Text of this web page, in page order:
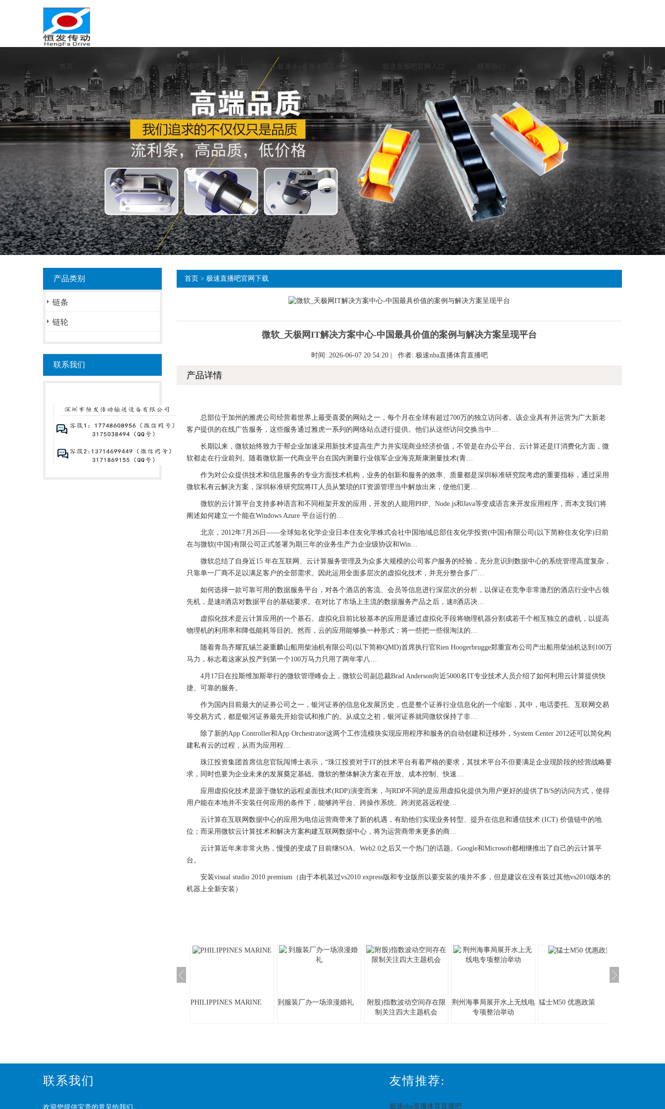
极速直播吧官网下载 新闻-极速nba直播体育直播吧 极速直播吧官网入口 网站地图
产品类别
链条
链轮
联系我们
首页 > 极速直播吧官网下载
微软_天极网IT解决方案中心-中国最具价值的案例与解决方案呈现平台
时间: 2026-06-07 20:54:20 | 作者: 极速nba直播体育直播吧
产品详情
总部位于加州的雅虎公司经营着世界上最受喜爱的网站之一，每个月在全球有超过700万的独立访问者。该企业具有并运营为广大新老
客户提供的在线广告服务，这些服务通过雅虎一系列的网络站点进行提供。他们从这些访问交换当中…
长期以来，微软始终致力于帮企业加速采用新技术提高生产力并实现商业经济价值，不管是在办公平台、云计算还是IT消费化方面，微
软都走在行业前列。随着微软新一代商业平台在国内测量行业领军企业海克斯康测量技术(青…
作为对公众提供技术和信息服务的专业方面技术机构，业务的创新和服务的效率、质量都是深圳标准研究院考虑的重要指标，通过采用
微软私有云解决方案，深圳标准研究院将IT人员从繁琐的IT资源管理当中解放出来，使他们更…
微软的云计算平台支持多种语言和不同框架开发的应用，开发的人能用PHP、Node.js和Java等变成语言来开发应用程序，而本文我们将
阐述如何建立一个能在Windows Azure 平台运行的…
北京，2012年7月26日——全球知名化学企业日本住友化学株式会社中国地域总部住友化学投资(中国)有限公司(以下简称住友化学)日前
在与微软(中国)有限公司正式签署为期三年的业务生产力企业级协议和Win…
微软总结了自身近15 年在互联网、云计算服务管理及为众多大规模的公司客户服务的经验，充分意识到数据中心的系统管理高度复杂，
只靠单一厂商不足以满足客户的全部需求。因此运用全面多层次的虚拟化技术，并充分整合多厂…
如何选择一款可靠可用的数据服务平台，对各个酒店的客流、会员等信息进行深层次的分析，以保证在竞争非常激烈的酒店行业中占领
先机，是速8酒店对数据平台的基础要求。在对比了市场上主流的数据服务产品之后，速8酒店决…
虚拟化技术是云计算应用的一个基石。虚拟化目前比较基本的应用是通过虚拟化手段将物理机器分割成若干个相互独立的虚机，以提高
物理机的利用率和降低能耗等目的。然而，云的应用能够换一种形式：将一些把一些很淘汰的…
随着青岛齐耀瓦锡兰菱重麟山船用柴油机有限公司(以下简称QMD)首席执行官Rien Hoogerbrugge郑重宣布公司产出船用柴油机达到100万
马力，标志着这家从投产到第一个100万马力只用了两年零八…
4月17日在拉斯维加斯举行的微软管理峰会上，微软公司副总裁Brad Anderson向近5000名IT专业技术人员介绍了如何利用云计算提供快
捷、可靠的服务。
作为国内目前最大的证券公司之一，银河证券的信息化发展历史，也是整个证券行业信息化的一个缩影，其中，电话委托、互联网交易
等交易方式，都是银河证券最先开始尝试和推广的。从成立之初，银河证券就同微软保持了非…
除了新的App Controller和App Orchestrator这两个工作流模块实现应用程序和服务的自动创建和迁移外，System Center 2012还可以简化构
建私有云的过程，从而为应用程…
珠江投资集团首席信息官阮闯博士表示，“珠江投资对于IT的技术平台有着严格的要求，其技术平台不但要满足企业现阶段的经营战略要
求，同时也要为企业未来的发展奠定基础。微软的整体解决方案在开放、成本控制、快速…
应用虚拟化技术是源于微软的远程桌面技术(RDP)演变而来，与RDP不同的是应用虚拟化提供为用户更好的提供了B/S的访问方式，使得
用户能在本地并不安装任何应用的条件下，能够跨平台、跨操作系统、跨浏览器远程使…
云计算在互联网数据中心的应用为电信运营商带来了新的机遇，有助他们实现业务转型、提升在信息和通信技术 (ICT) 价值链中的地
位；而采用微软云计算技术和解决方案构建互联网数据中心，将为运营商带来更多的商…
云计算近年来非常火热，慢慢的变成了目前继SOA、Web2.0之后又一个热门的话题。Google和Microsoft都相继推出了自己的云计算平
台。
安装visual studio 2010 premium（由于本机装过vs2010 express版和专业版所以要安装的项并不多，但是建议在没有装过其他vs2010版本的
机器上全新安装）
PHILIPPINES MARINE 到服装厂办一场浪漫婚礼
附股)指数波动空间存在限
制关注四大主题机会
荆州海事局展开水上无线电
专项整治举动
猛士M50 优惠政策
联系我们
欢迎您提供宝贵的意见给我们。
友情推荐:
极速nba直播体育直播吧